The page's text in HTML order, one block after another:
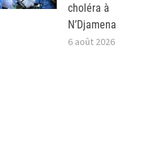
choléra à
N’Djamena
6 août 2026